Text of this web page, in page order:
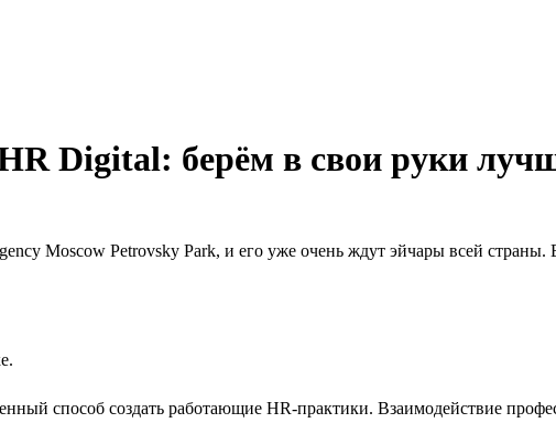
Digital: берём в свои руки
Moscow Petrovsky Park, и его уже очень ждут эйчары всей страны.
способ создать работающие НR-практики. Взаимодействие